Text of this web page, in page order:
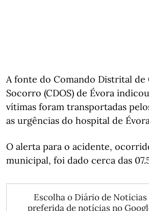
A fonte do Comando Distrital de
Socorro (CDOS) de Évora
vítimas foram transportadas
as urgências do hospital de
O alerta para o acidente,
municipal, foi dado cerca das
Escolha o Diário de
preferida de notícias no